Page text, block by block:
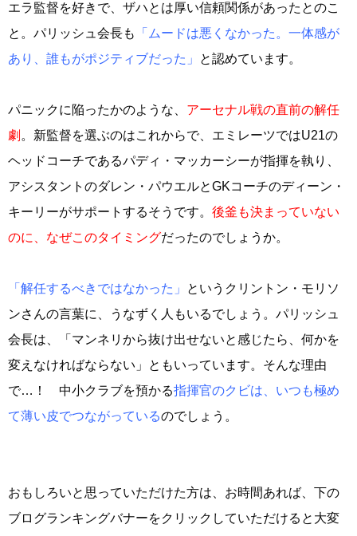
エラ監督を好きで、ザハとは厚い信頼関係があったとのこ
と。パリッシュ会長も
「ムードは悪くなかった。一体感が
あり、誰もがポジティブだった」
と認めています。
パニックに陥ったかのような、 アーセナル戦の直前の解任
劇 。新監督を選ぶのはこれからで、エミレーツではU21の
ヘッドコーチであるパディ・マッカーシーが指揮を執り、
アシスタントのダレン・パウエルとGKコーチのディーン・
キーリーがサポートするそうです。 後釜も決まっていない
のに、なぜこのタイミングだったのでしょうか。
「解任するべきではなかった」
というクリントン・モリソ
ンさんの言葉に、うなずく人もいるでしょう。パリッシュ
会長は、「マンネリから抜け出せないと感じたら、何かを
変えなければならない」ともいっています。そんな理由
で…！ 中小クラブを預かる指揮官のクビは、いつも極め
て薄い皮でつながっているのでしょう。
おもしろいと思っていただけた方は、お時間あれば、下の
ブログランキングバナーをクリックしていただけると大変